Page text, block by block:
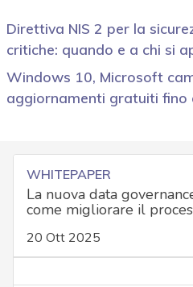
Direttiva NIS 2 per la
critiche: quando e a chi si
Windows 10, Microsoft
aggiornamenti gratuiti
WHITEPAPER
La nuova data
come migliorare il
20 Ott 2025